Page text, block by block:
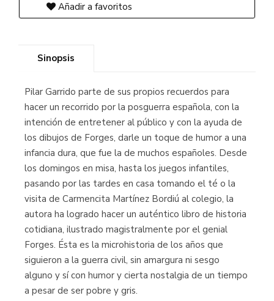
Añadir a favoritos
Sinopsis
Pilar Garrido parte de sus propios recuerdos para
hacer un recorrido por la posguerra española, con la
intención de entretener al público y con la ayuda de
los dibujos de Forges, darle un toque de humor a una
infancia dura, que fue la de muchos españoles. Desde
los domingos en misa, hasta los juegos infantiles,
pasando por las tardes en casa tomando el té o la
visita de Carmencita Martínez Bordiú al colegio, la
autora ha logrado hacer un auténtico libro de historia
cotidiana, ilustrado magistralmente por el genial
Forges. Ésta es la microhistoria de los años que
siguieron a la guerra civil, sin amargura ni sesgo
alguno y sí con humor y cierta nostalgia de un tiempo
a pesar de ser pobre y gris.